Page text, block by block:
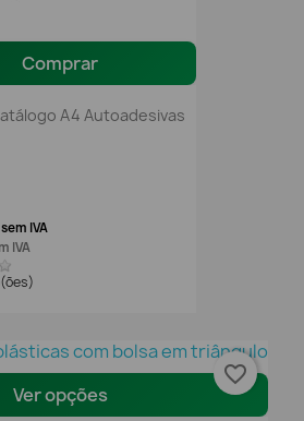
Comprar
A4 Autoadesivas
sem IVA
IVA
Ver opções
favorite_border